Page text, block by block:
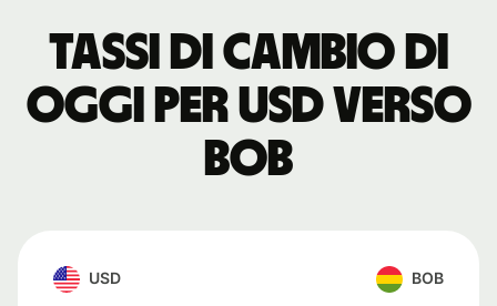
Tassi di cambio di
oggi per USD verso
BOB
USD BOB